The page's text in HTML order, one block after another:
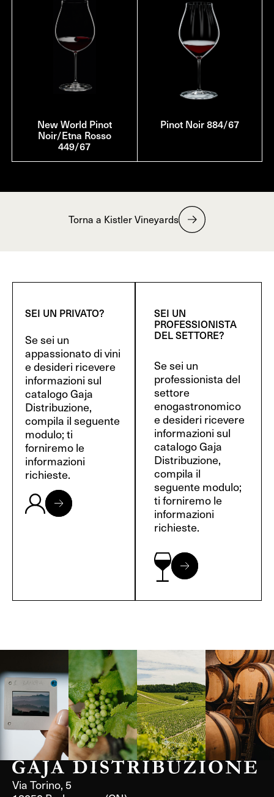
New World Pinot
Noir/Etna Rosso
449/67
Pinot Noir 884/67
Torna a Kistler Vineyards
SEI UN PRIVATO?
Se sei un
appassionato di vini
e desideri ricevere
informazioni sul
catalogo Gaja
Distribuzione,
compila il seguente
modulo; ti
forniremo le
informazioni
richieste.
SEI UN
PROFESSIONISTA
DEL SETTORE?
Se sei un
professionista del
settore
enogastronomico
e desideri ricevere
informazioni sul
catalogo Gaja
Distribuzione,
compila il
seguente modulo;
ti forniremo le
informazioni
richieste.
Borgogna,
Francia
Borgogna,
Francia
Instagram
Via Torino, 5